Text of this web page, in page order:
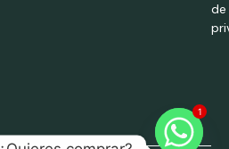
de
1